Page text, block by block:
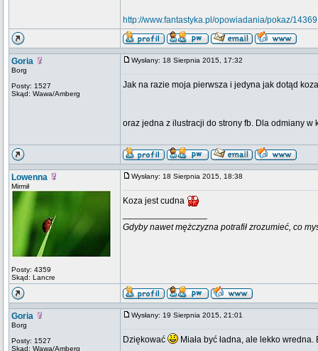
http://www.fantastyka.pl/opowiadania/pokaz/14369
Goria
Borg
Posty: 1527
Skąd: Wawa/Amberg
Wysłany: 18 Sierpnia 2015, 17:32
Jak na razie moja pierwsza i jedyna jak dotąd
oraz jedna z ilustracji do strony fb. Dla odmiany w
Lowenna
Mirmił
Posty: 4359
Skąd: Lancre
Wysłany: 18 Sierpnia 2015, 18:38
Koza jest cudna
Gdyby nawet mężczyzna potrafił zrozumieć, co
Goria
Borg
Posty: 1527
Skąd: Wawa/Amberg
Wysłany: 19 Sierpnia 2015, 21:01
Dziękować Miała być ładna, ale lekko